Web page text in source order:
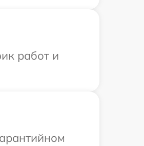
работ и